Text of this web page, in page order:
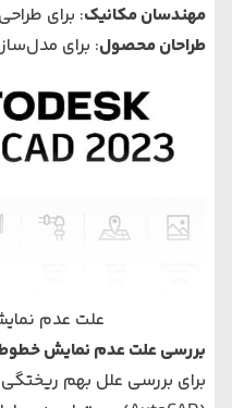
مهندسان مکانیک: برای
طراحان محصول: برای
علت عدم
بررسی علت عدم نمایش خطوط
برای بررسی علل بهم